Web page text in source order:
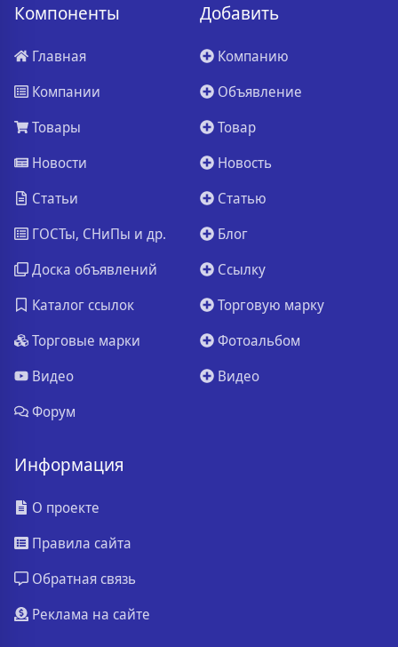
Компоненты
Главная
Компании
Товары
Новости
Статьи
ГОСТы, СНиПы и др.
Доска объявлений
Каталог ссылок
Торговые марки
Видео
Форум
Добавить
Компанию
Объявление
Товар
Новость
Статью
Блог
Ссылку
Торговую марку
Фотоальбом
Видео
Информация
О проекте
Правила сайта
Обратная связь
Реклама на сайте